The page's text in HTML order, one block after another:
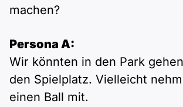
machen?
Persona A:
Wir könnten in den Park
den Spielplatz. Vielleicht
einen Ball mit.